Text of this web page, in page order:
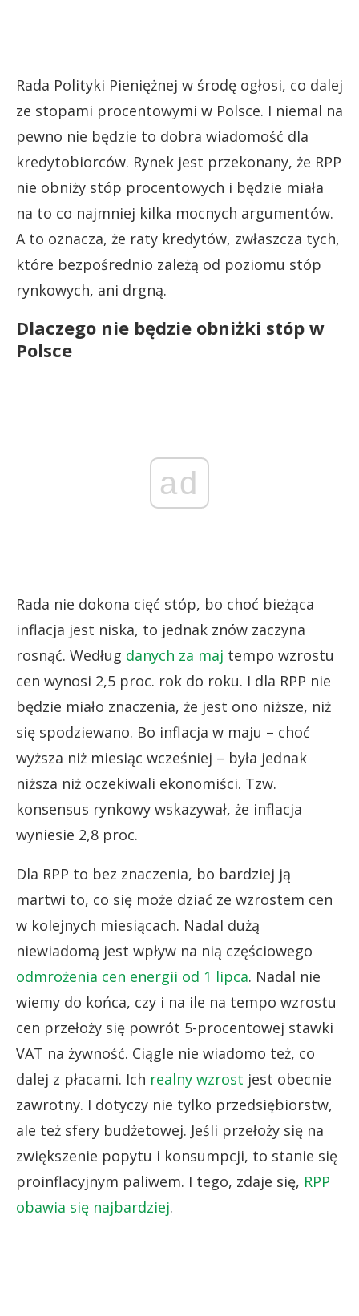
Rada Polityki Pieniężnej w środę ogłosi, co dalej
ze stopami procentowymi w Polsce. I niemal na
pewno nie będzie to dobra wiadomość dla
kredytobiorców. Rynek jest przekonany, że RPP
nie obniży stóp procentowych i będzie miała
na to co najmniej kilka mocnych argumentów.
A to oznacza, że raty kredytów, zwłaszcza tych,
które bezpośrednio zależą od poziomu stóp
rynkowych, ani drgną.
Dlaczego nie będzie obniżki stóp w
Polsce
ad
Rada nie dokona cięć stóp, bo choć bieżąca
inflacja jest niska, to jednak znów zaczyna
rosnąć. Według danych za maj tempo wzrostu
cen wynosi 2,5 proc. rok do roku. I dla RPP nie
będzie miało znaczenia, że jest ono niższe, niż
się spodziewano. Bo inflacja w maju – choć
wyższa niż miesiąc wcześniej – była jednak
niższa niż oczekiwali ekonomiści. Tzw.
konsensus rynkowy wskazywał, że inflacja
wyniesie 2,8 proc.
Dla RPP to bez znaczenia, bo bardziej ją
martwi to, co się może dziać ze wzrostem cen
w kolejnych miesiącach. Nadal dużą
niewiadomą jest wpływ na nią częściowego
odmrożenia cen energii od 1 lipca. Nadal nie
wiemy do końca, czy i na ile na tempo wzrostu
cen przełoży się powrót 5-procentowej stawki
VAT na żywność. Ciągle nie wiadomo też, co
dalej z płacami. Ich realny wzrost jest obecnie
zawrotny. I dotyczy nie tylko przedsiębiorstw,
ale też sfery budżetowej. Jeśli przełoży się na
zwiększenie popytu i konsumpcji, to stanie się
proinflacyjnym paliwem. I tego, zdaje się, RPP
obawia się najbardziej.